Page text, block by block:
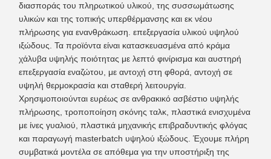
διασποράς του πληρωτικού υλικού, της συσσωμάτωσης
υλικών και της τοπικής υπερθέρμανσης και εκ νέου
πλήρωσης για ενανθράκωση. επεξεργασία υλικού υψηλού
ιξώδους. Τα προϊόντα είναι κατασκευασμένα από κράμα
χάλυβα υψηλής ποιότητας με λεπτό φινίρισμα και αυστηρή
επεξεργασία εναζώτου, με αντοχή στη φθορά, αντοχή σε
υψηλή θερμοκρασία και σταθερή λειτουργία.
Χρησιμοποιούνται ευρέως σε ανθρακικό ασβέστιο υψηλής
πλήρωσης, τροποποίηση σκόνης ταλκ, πλαστικά ενισχυμένα
με ίνες γυαλιού, πλαστικά μηχανικής επιβραδυντικής φλόγας
και παραγωγή masterbatch υψηλού ιξώδους. Έχουμε πλήρη
συμβατικά μοντέλα σε απόθεμα για την υποστήριξη της